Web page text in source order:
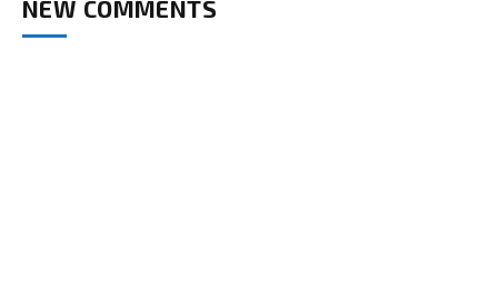
NEW COMMENTS